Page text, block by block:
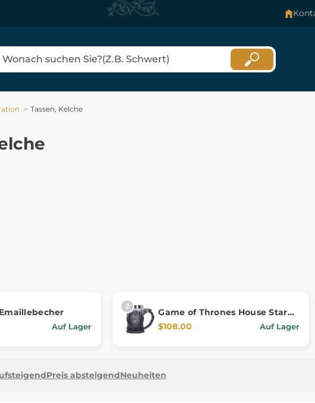
Tassen, Kelche
Auf Lager
Game of Thrones House Stark
Tankard
$108.00 Auf Lager
Preis absteigendNeuheiten